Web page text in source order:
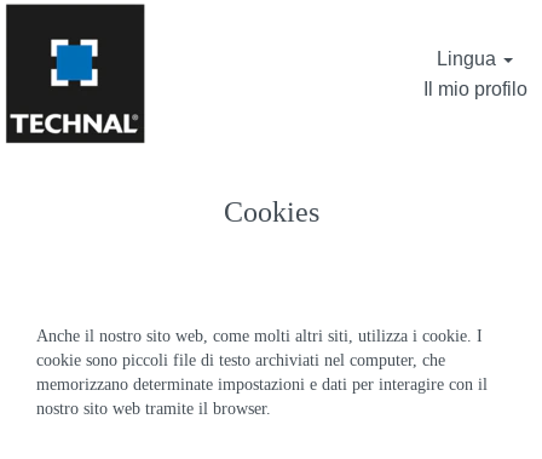
Lingua
Il mio profilo
Cookies
Anche il nostro sito web, come molti altri siti, utilizza i cookie. I
cookie sono piccoli file di testo archiviati nel computer, che
memorizzano determinate impostazioni e dati per interagire con il
nostro sito web tramite il browser.